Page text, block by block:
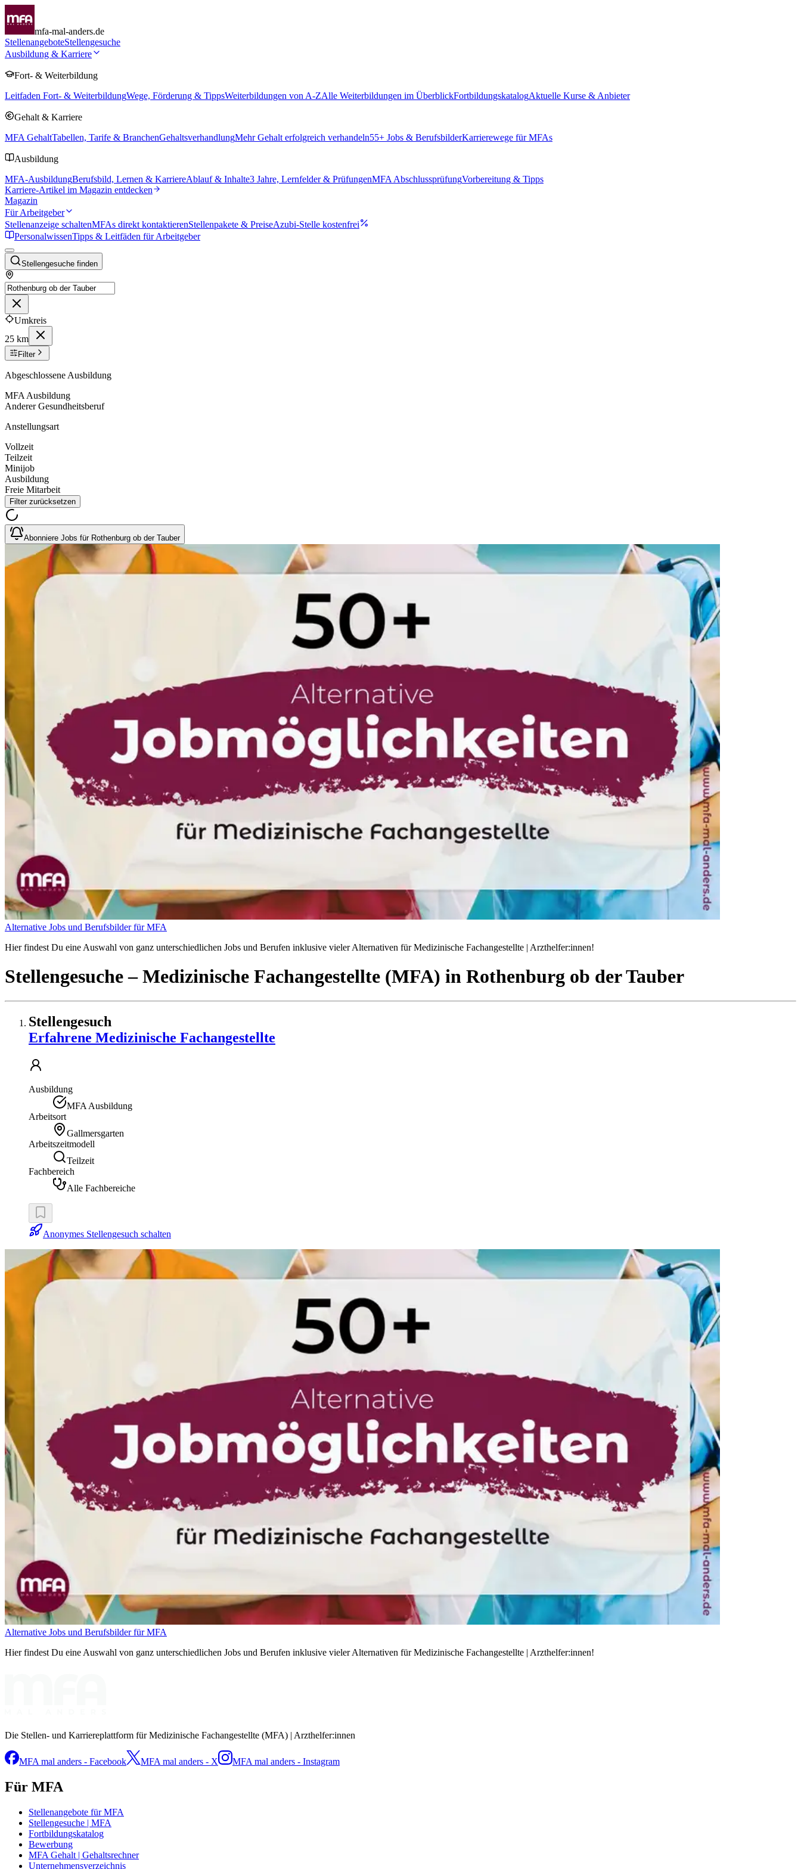
mfa-mal-anders.de
StellenangeboteStellengesuche
Ausbildung & Karriere
Fort- & Weiterbildung
Leitfaden Fort- & WeiterbildungWege, Förderung & TippsWeiterbildungen von A-ZAlle Weiterbildungen im ÜberblickFortbildungskatalogAktuelle Kurse & Anbieter
Gehalt & Karriere
MFA GehaltTabellen, Tarife & BranchenGehaltsverhandlungMehr Gehalt erfolgreich verhandeln55+ Jobs & BerufsbilderKarrierewege für MFAs
Ausbildung
MFA-AusbildungBerufsbild, Lernen & KarriereAblauf & Inhalte3 Jahre, Lernfelder & PrüfungenMFA AbschlussprüfungVorbereitung & Tipps
Karriere-Artikel im Magazin entdecken
Magazin
Für Arbeitgeber
Stellenanzeige schaltenMFAs direkt kontaktierenStellenpakete & PreiseAzubi-Stelle kostenfrei
PersonalwissenTipps & Leitfäden für Arbeitgeber
Stellengesuche finden
Umkreis
25 km
Filter
Abgeschlossene Ausbildung
MFA Ausbildung
Anderer Gesundheitsberuf
Anstellungsart
Vollzeit
Teilzeit
Minijob
Ausbildung
Freie Mitarbeit
Filter zurücksetzen
Abonniere Jobs für Rothenburg ob der Tauber
Alternative Jobs und Berufsbilder für MFA
Hier findest Du eine Auswahl von ganz unterschiedlichen Jobs und Berufen inklusive vieler Alternativen für Medizinische Fachangestellte | Arzthelfer:innen!
Stellengesuche– Medizinische Fachangestellte (MFA) in Rothenburg ob der Tauber
Stellengesuch
Erfahrene Medizinische Fachangestellte
Ausbildung
MFA Ausbildung
Arbeitsort
Gallmersgarten
Arbeitszeitmodell
Teilzeit
Fachbereich
Alle Fachbereiche
Anonymes Stellengesuch schalten
Alternative Jobs und Berufsbilder für MFA
Hier findest Du eine Auswahl von ganz unterschiedlichen Jobs und Berufen inklusive vieler Alternativen für Medizinische Fachangestellte | Arzthelfer:innen!
Die Stellen- und Karriereplattform für Medizinische Fachangestellte (MFA) | Arzthelfer:innen
MFA mal anders - Facebook MFA mal anders - X MFA mal anders - Instagram
Für MFA
Stellenangebote für MFA
Stellengesuche | MFA
Fortbildungskatalog
Bewerbung
MFA Gehalt | Gehaltsrechner
Unternehmensverzeichnis